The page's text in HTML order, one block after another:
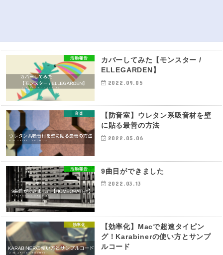
活動報告
カバーしてみた【モンスター /
ELLEGARDEN】
2022.09.05
音楽
【防音室】ウレタン系吸音材を壁
に貼る最善の方法
2022.05.06
活動報告 9曲目ができました
2022.03.13
効率化
【効率化】Macで超速タイピン
グ！Karabinerの使い方とサンプ
ルコード